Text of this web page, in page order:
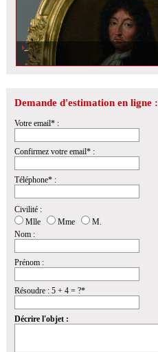
Demande d'estimation en ligne :
Votre email* :
Confirmez votre email* :
Téléphone* :
Civilité :
Mlle
Mme
M.
Nom :
Prénom :
Résoudre : 5 + 4 = ?*
Décrire l'objet :